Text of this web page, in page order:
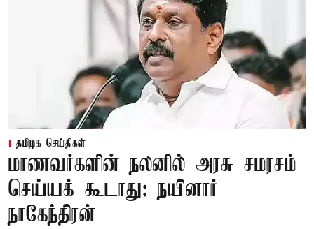
தமிழக செய்திகள்
மாணவர்களின் நலனில் அரசு சமரசம்
செய்யக் கூடாது: நயினார்
நாகேந்திரன்